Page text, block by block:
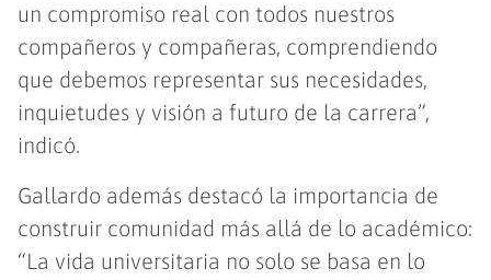
un compromiso real con todos nuestros
compañeros y compañeras, comprendiendo
que debemos representar sus necesidades,
inquietudes y visión a futuro de la carrera”,
indicó.
Gallardo además destacó la importancia de
construir comunidad más allá de lo académico:
“La vida universitaria no solo se basa en lo